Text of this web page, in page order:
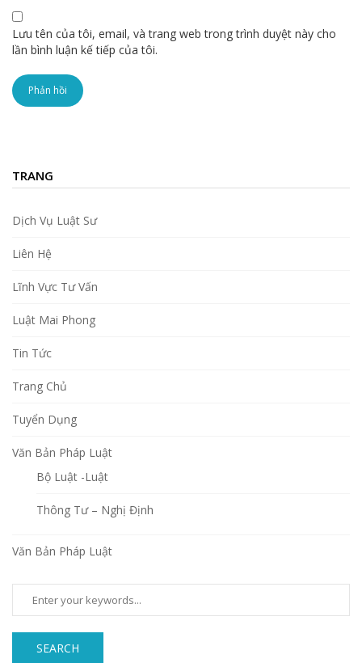
Lưu tên của tôi, email, và trang web trong trình duyệt này cho
lần bình luận kế tiếp của tôi.
TRANG
Dịch Vụ Luật Sư
Liên Hệ
Lĩnh Vực Tư Vấn
Luật Mai Phong
Tin Tức
Trang Chủ
Tuyển Dụng
Văn Bản Pháp Luật
Bộ Luật -Luật
Thông Tư – Nghị Định
Văn Bản Pháp Luật
SEARCH